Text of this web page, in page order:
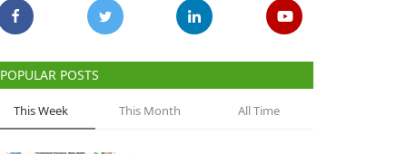
POPULAR POSTS
This Week This Month All Time